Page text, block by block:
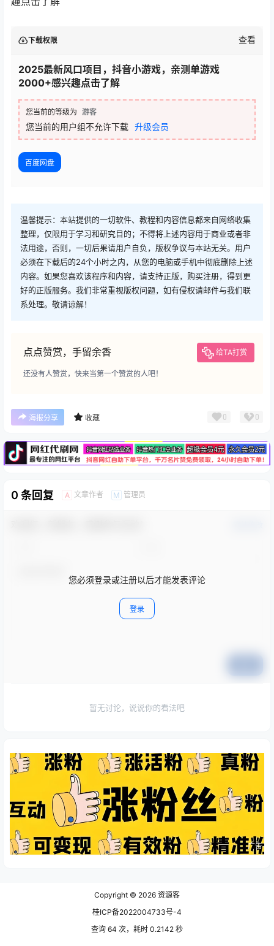
下载权限 查看
2025最新风口项目，抖音小游戏，亲测单游戏
2000+感兴趣点击了解
您当前的等级为 游客
您当前的用户组不允许下载 升级会员
百度网盘
温馨提示：本站提供的一切软件、教程和内容信息都来自网络收集
整理，仅限用于学习和研究目的；不得将上述内容用于商业或者非
法用途，否则，一切后果请用户自负，版权争议与本站无关。用户
必须在下载后的24个小时之内，从您的电脑或手机中彻底删除上述
内容。如果您喜欢该程序和内容，请支持正版，购买注册，得到更
好的正版服务。我们非常重视版权问题，如有侵权请邮件与我们联
系处理。敬请谅解！
点点赞赏，手留余香 给TA打赏
还没有人赞赏，快来当第一个赞赏的人吧！
海报分享 收藏 0 0
广告
0 条回复 A 文章作者 M 管理员
您必须登录或注册以后才能发表评论
登录
暂无讨论，说说你的看法吧
广告
Copyright © 2026 资源客
桂ICP备2022004733号-4
查询 64 次，耗时 0.2142 秒